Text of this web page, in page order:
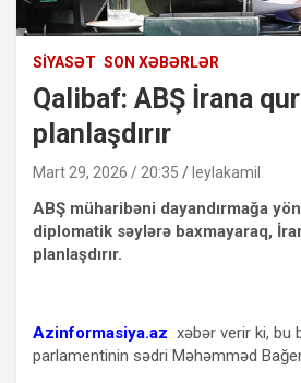
SIYASƏT SON XƏBƏRLƏR
Qalibaf: ABŞ İrana
planlaşdırır
Mart 29, 2026 / 20:35 leylakamil
ABŞ müharibəni dayandırmağa
diplomatik səylərə baxmayaraq,
planlaşdırır.
Azinformasiya.az xəbər verir ki, bu
parlamentinin sədri Məhəmməd